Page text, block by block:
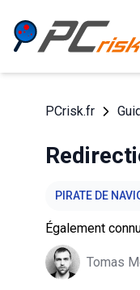
PCrisk.fr
PIRATE DE
Également
Tomas